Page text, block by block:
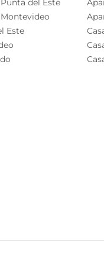
del Este
Este